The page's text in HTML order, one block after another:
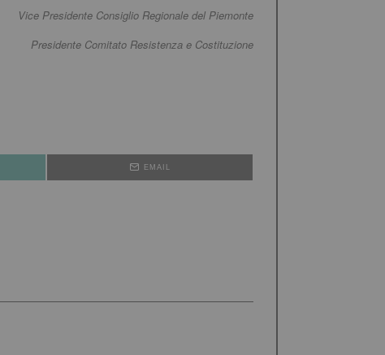
Vice Presidente Consiglio Regionale del Piemonte
Presidente Comitato Resistenza e Costituzione
EMAIL